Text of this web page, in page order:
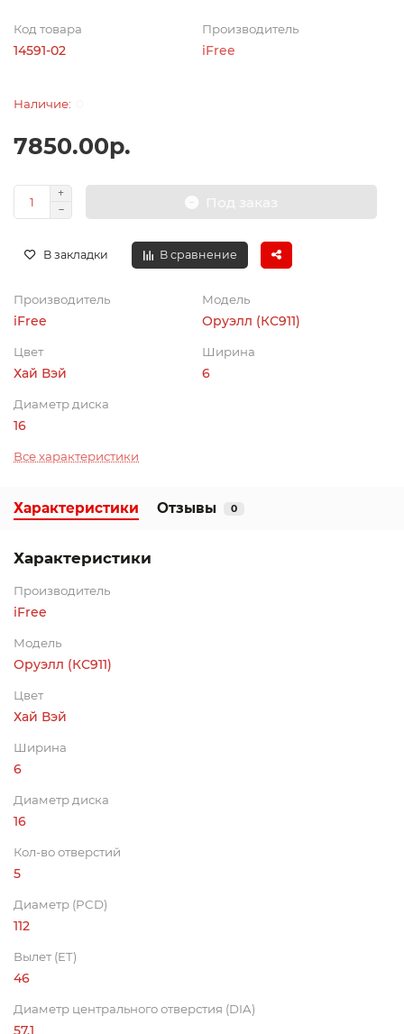
Код товара
14591-02
Производитель
iFree
7850.00р.
В закладки В сравнение
Производитель
iFree
Модель
Оруэлл (КС911)
Цвет
Хай Вэй
Ширина
6
Диаметр диска
16
Все характеристики
Характеристики Отзывы 0
Характеристики
Производитель
iFree
Модель
Оруэлл (КС911)
Цвет
Хай Вэй
Ширина
6
Диаметр диска
16
Кол-во отверстий
5
Диаметр (PCD)
112
Вылет (ET)
46
Диаметр центрального отверстия (DIA)